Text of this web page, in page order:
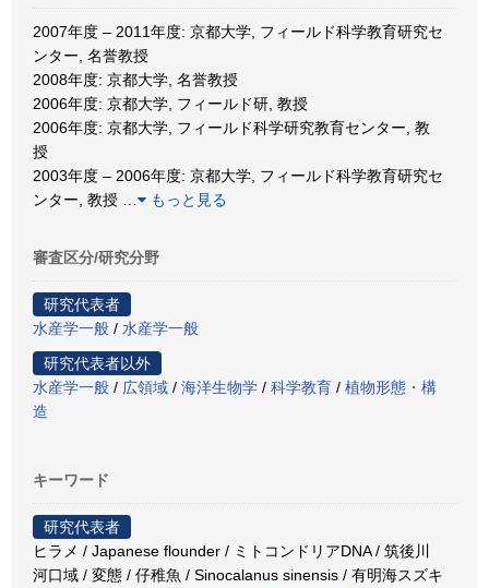
2007年度 – 2011年度: 京都大学, フィールド科学教育研究セ
ンター, 名誉教授
2008年度: 京都大学, 名誉教授
2006年度: 京都大学, フィールド研, 教授
2006年度: 京都大学, フィールド科学研究教育センター, 教
授
2003年度 – 2006年度: 京都大学, フィールド科学教育研究セ
ンター, 教授
もっと見る
審査区分/研究分野
研究代表者
水産学一般 / 水産学一般
研究代表者以外
水産学一般 / 広領域 / 海洋生物学 / 科学教育 / 植物形態・構
造
キーワード
研究代表者
ヒラメ / Japanese flounder / ミトコンドリアDNA / 筑後川
河口域 / 変態 / 仔稚魚 / Sinocalanus sinensis / 有明海スズキ